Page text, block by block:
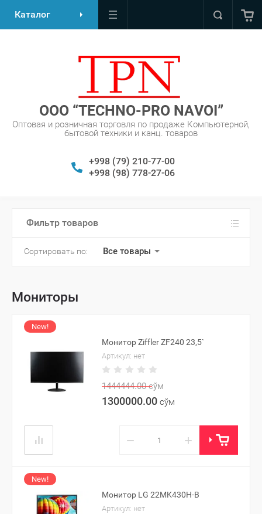
Каталог
OOO “TECHNO-PRO NAVOI”
Оптовая и розничная торговля по продаже Компьютерной,
бытовой техники и канц. товаров
+998 (79) 210-77-00
+998 (98) 778-27-06
Фильтр товаров
Сортировать по: Все товары
Мониторы
New!
Монитор Ziffler ZF240 23,5`
Артикул: нет
1444444.00сўм
1300000.00 сўм
− +
New!
Монитор LG 22MK430H-B
Артикул: нет